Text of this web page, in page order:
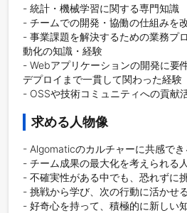
- 統計・機械学習に関する専門知識
- チームでの開発・協働の仕組みを
- 事業課題を解決するための業務プ
動化の知識・経験
- Webアプリケーションの開発に要
デプロイまで一貫して関わった経験
- OSSや技術コミュニティへの貢献
求める人物像
- Algomaticのカルチャーに共感でき
- チーム成果の最大化を考えられる人
- 不確実性がある中でも、恐れずに
- 挑戦から学び、次の行動に活かせ
- 好奇心を持って、積極的に新しい